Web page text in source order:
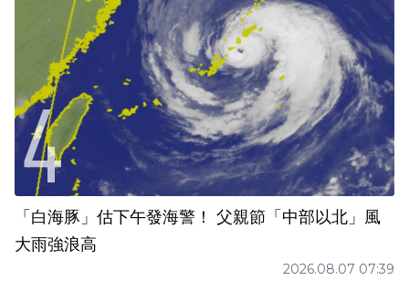
「白海豚」估下午發海警！ 父親節「中部以北」風
大雨強浪高
2026.08.07 07:39